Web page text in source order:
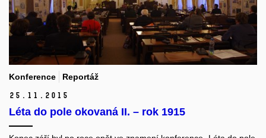
Konference Reportáž
25. 11. 2015
Léta do pole okovaná II. – rok 1915